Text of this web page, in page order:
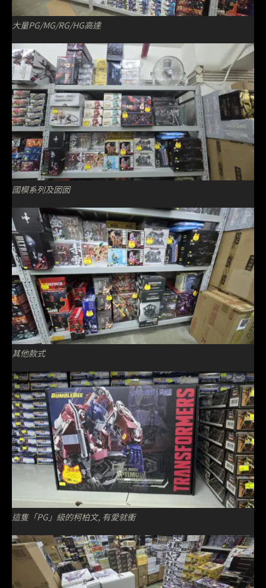
大量PG/MG/RG/HG高達
國模系列及囡囡
其他款式
這隻「PG」級的柯柏文, 有愛就衝